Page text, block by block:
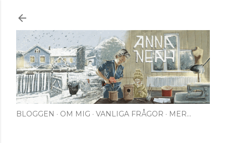
BLOGGEN OM MIG VANLIGA FRÅGOR MER…